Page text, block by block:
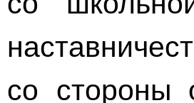
со стороны